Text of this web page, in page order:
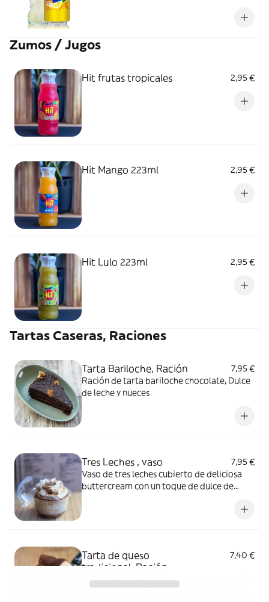
Zumos / Jugos
Hit frutas tropicales 2,95 €
Hit Mango 223ml 2,95 €
Hit Lulo 223ml 2,95 €
Tartas Caseras, Raciones
Tarta Bariloche, Ración
7,95 €
Ración de tarta bariloche chocolate, Dulce
de leche y nueces
Tres Leches , vaso
7,95 €
Vaso de tres leches cubierto de deliciosa
buttercream con un toque de dulce de
Tarta de queso
tradicional, Ración
7,40 €
Celebra el Día de la Tarta de Queso; Ración
de tarta de queso, horneada con la receta